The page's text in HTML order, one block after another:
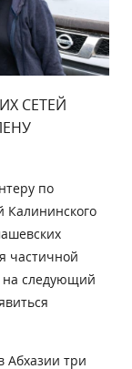
СЕТЕЙ
по
Калининского
частичной
на следующий
Абхазии три